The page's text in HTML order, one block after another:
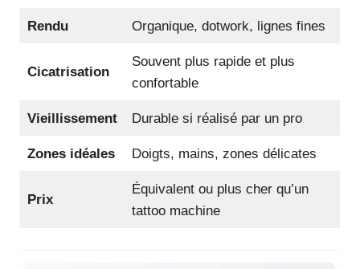
Rendu Organique, dotwork, lignes fines
Cicatrisation
Souvent plus rapide et plus
confortable
Vieillissement Durable si réalisé par un pro
Zones idéales Doigts, mains, zones délicates
Prix
Équivalent ou plus cher qu’un
tattoo machine